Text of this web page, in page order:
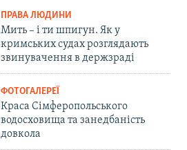
ПРАВА ЛЮДИНИ
Мить – і ти шпигун. Як у
кримських судах розглядають
звинувачення в держзраді
ФОТОГАЛЕРЕЇ
Краса Сімферопольського
водосховища та занедбаність
довкола